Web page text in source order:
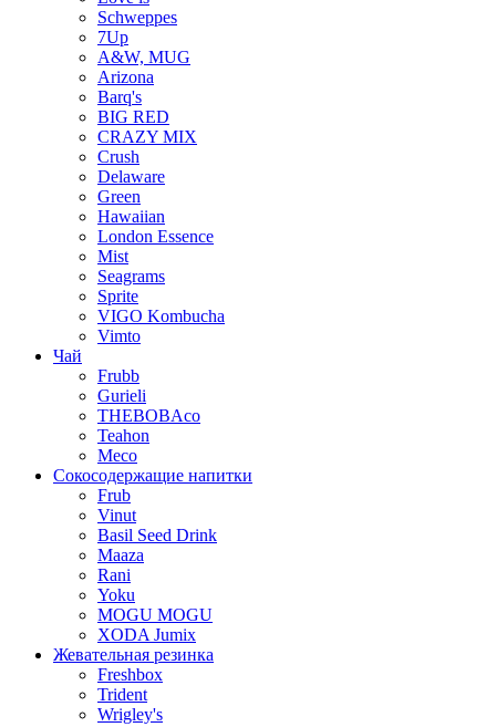
Schweppes
7Up
A&W, MUG
Arizona
Barq's
BIG RED
CRAZY MIX
Crush
Delaware
Green
Hawaiian
London Essence
Mist
Seagrams
Sprite
VIGO Kombucha
Vimto
Чай
Frubb
Gurieli
THEBOBAco
Teahon
Meco
Сокосодержащие напитки
Frub
Vinut
Basil Seed Drink
Maaza
Rani
Yoku
MOGU MOGU
XODA Jumix
Жевательная резинка
Freshbox
Trident
Wrigley's